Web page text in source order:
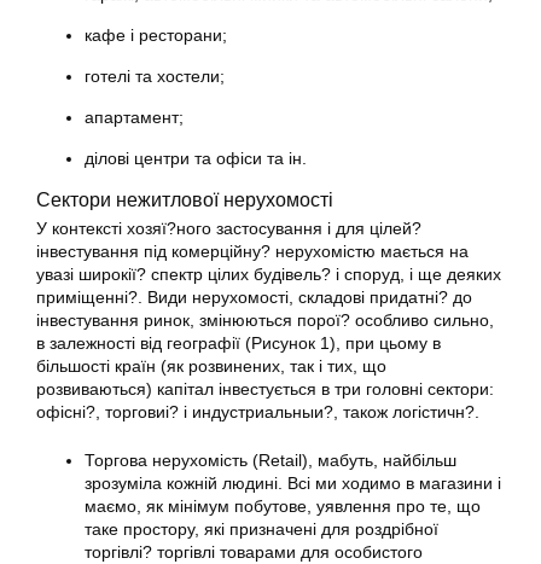
кафе і ресторани;
готелі та хостели;
апартамент;
ділові центри та офіси та ін.
Сектори нежитлової нерухомості
У контексті хозяї?ного застосування і для цілей?
інвестування під комерційну? нерухомістю мається на
увазі широкії? спектр цілих будівель? і споруд, і ще деяких
приміщенні?. Види нерухомості, складові придатні? до
інвестування ринок, змінюються порої? особливо сильно,
в залежності від географії (Рисунок 1), при цьому в
більшості країн (як розвинених, так і тих, що
розвиваються) капітал інвестується в три головні сектори:
офісні?, торговиі? і индустриальныи?, також логістичн?.
Торгова нерухомість (Retail), мабуть, найбільш
зрозуміла кожній людині. Всі ми ходимо в магазини і
маємо, як мінімум побутове, уявлення про те, що
таке простору, які призначені для роздрібної
торгівлі? торгівлі товарами для особистого